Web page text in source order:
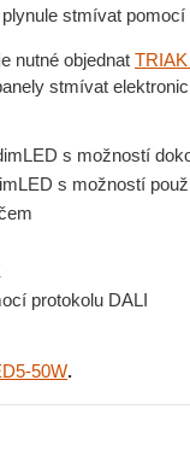
plynule stmívat
e nutné objednat
stmívat
s možností
s možností
protokolu DALI
50W.